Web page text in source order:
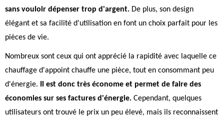
sans vouloir dépenser trop d'argent. De plus, son design
élégant et sa facilité d'utilisation en font un choix parfait pour les
pièces de vie.
Nombreux sont ceux qui ont apprécié la rapidité avec laquelle ce
chauffage d'appoint chauffe une pièce, tout en consommant peu
d'énergie.
Il est donc très économe et permet de faire des
économies sur ses factures d'énergie. Cependant, quelques
utilisateurs ont trouvé le prix un peu élevé, mais ils reconnaissent